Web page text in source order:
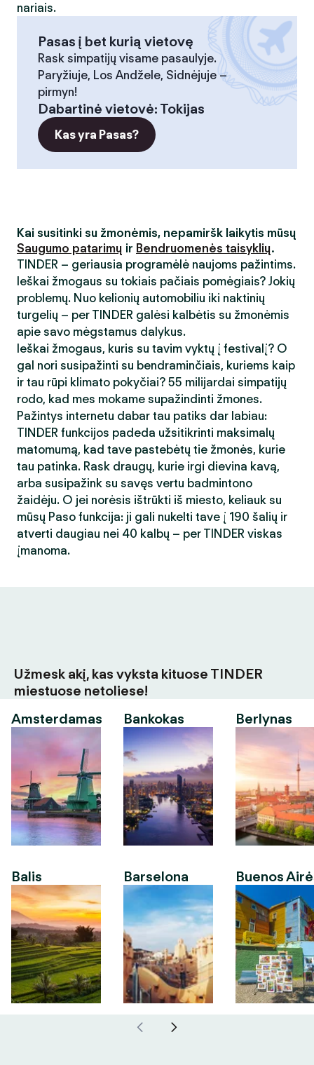
nariais.
Pasas į bet kurią vietovę
Rask simpatijų visame pasaulyje.
Paryžiuje, Los Andžele, Sidnėjuje –
pirmyn!
Dabartinė vietovė: Tokijas
Kas yra Pasas?
Kai susitinki su žmonėmis, nepamiršk laikytis mūsų
Saugumo patarimų ir Bendruomenės taisyklių.
TINDER – geriausia programėlė naujoms pažintims.
Ieškai žmogaus su tokiais pačiais pomėgiais? Jokių
problemų. Nuo kelionių automobiliu iki naktinių
turgelių – per TINDER galėsi kalbėtis su žmonėmis
apie savo mėgstamus dalykus.
Ieškai žmogaus, kuris su tavim vyktų į festivalį? O
gal nori susipažinti su bendraminčiais, kuriems kaip
ir tau rūpi klimato pokyčiai? 55 milijardai simpatijų
rodo, kad mes mokame supažindinti žmones.
Pažintys internetu dabar tau patiks dar labiau:
TINDER funkcijos padeda užsitikrinti maksimalų
matomumą, kad tave pastebėtų tie žmonės, kurie
tau patinka. Rask draugų, kurie irgi dievina kavą,
arba susipažink su savęs vertu badmintono
žaidėju. O jei norėsis ištrūkti iš miesto, keliauk su
mūsų Paso funkcija: ji gali nukelti tave į 190 šalių ir
atverti daugiau nei 40 kalbų – per TINDER viskas
įmanoma.
Užmesk akį, kas vyksta kituose TINDER
miestuose netoliese!
Amsterdamas
Balis
Bankokas
Barselona
Berlynas
Buenos